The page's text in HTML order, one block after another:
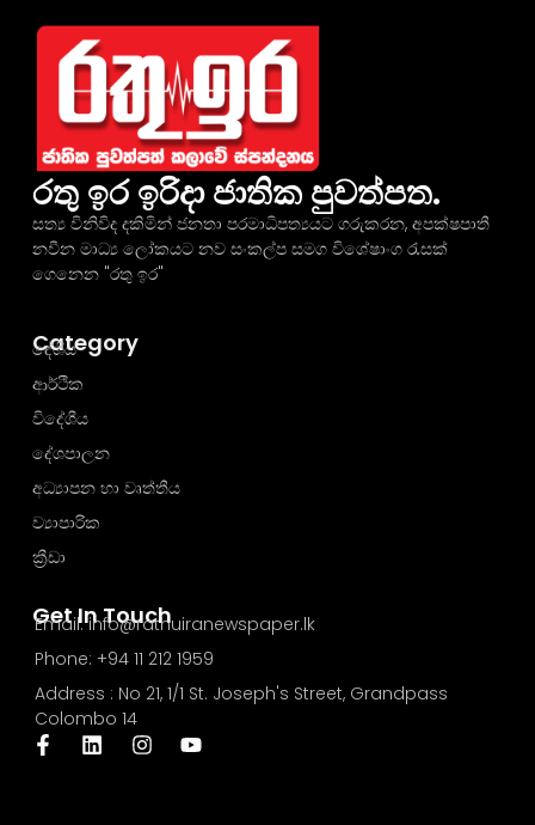
රතු ඉර ඉරිදා ජාතික පුවත්පත.
සත්‍ය විනිවිද දකිමින් ජනතා පරමාධිපත්‍යයට ගරුකරන, අපක්ෂපාතී
නවීන මාධ්‍ය ලෝකයට නව සංකල්ප සමග විශේෂාංග රැසක්
ගෙනෙන "රතු ඉර"
Get In Touch
Email: info@rathuiranewspaper.lk
Phone: +94 11 212 1959
Address : No 21, 1/1 St. Joseph's Street, Grandpass
Colombo 14
Category
දේශීය
ආර්ථික
විදේශීය
දේශපාලන
අධ්‍යාපන හා වෘත්තීය
ව්‍යාපාරික
ක්‍රීඩා